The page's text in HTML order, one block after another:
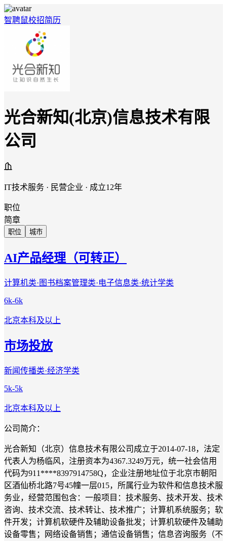
智聘鼠校招简历
光合新知(北京)信息技术有限
公司
IT技术服务 · 民营企业 · 成立12年
职位
简章
职位 城市
AI产品经理（可转正）
计算机类·图书档案管理类·电子信息类·统计学类
6k-6k
北京本科及以上
市场投放
新闻传播类·经济学类
5k-5k
北京本科及以上
公司简介：
光合新知（北京）信息技术有限公司成立于2014-07-18，法定
代表人为杨临风，注册资本为4367.3249万元，统一社会信用
代码为911****8397914758Q，企业注册地址位于北京市朝阳
区酒仙桥北路7号45幢一层015，所属行业为软件和信息技术服
务业，经营范围包含：一般项目：技术服务、技术开发、技术
咨询、技术交流、技术转让、技术推广；计算机系统服务；软
件开发；计算机软硬件及辅助设备批发；计算机软硬件及辅助
设备零售；网络设备销售；通信设备销售；信息咨询服务（不